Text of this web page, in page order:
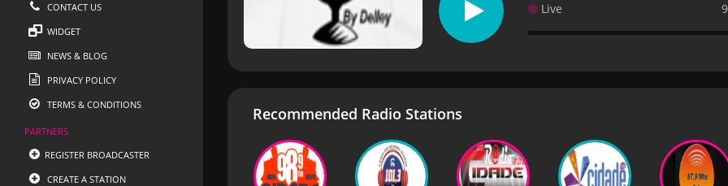
CONTACT US
WIDGET
NEWS & BLOG
PRIVACY POLICY
TERMS & CONDITIONS
PARTNERS
REGISTER BROADCASTER
CREATE A STATION
Live
Recommended Radio Stations